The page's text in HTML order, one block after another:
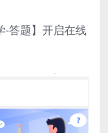
-答题】开启在线